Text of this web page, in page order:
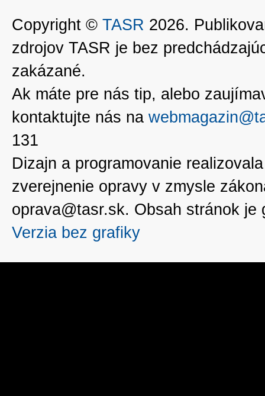
Copyright © TASR 2026.
zdrojov TASR je bez
zakázané.
Ak máte pre nás tip, alebo
kontaktujte nás na
131
Dizajn a programovanie
zverejnenie opravy v zmysle
oprava@tasr.sk. Obsah stránok
Verzia bez grafiky